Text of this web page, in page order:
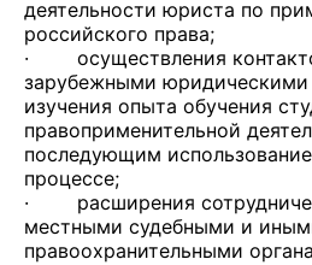
деятельности юриста по
российского права;
· осуществления
зарубежными юридическими
изучения опыта обучения
правоприменительной
последующим
процессе;
· расширения
местными судебными и
правоохранительными